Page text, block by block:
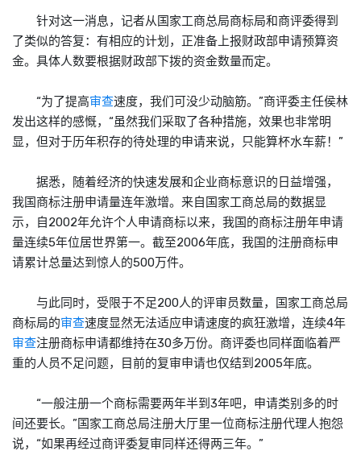
针对这一消息，记者从国家工商总局商标局和商评委得到
了类似的答复：有相应的计划，正准备上报财政部申请预算资
金。具体人数要根据财政部下拨的资金数量而定。
“为了提高审查速度，我们可没少动脑筋。”商评委主任侯林
发出这样的感慨，“虽然我们采取了各种措施，效果也非常明
显，但对于历年积存的待处理的申请来说，只能算杯水车薪！”
据悉，随着经济的快速发展和企业商标意识的日益增强，
我国商标注册申请量连年激增。来自国家工商总局的数据显
示，自2002年允许个人申请商标以来，我国的商标注册年申请
量连续5年位居世界第一。截至2006年底，我国的注册商标申
请累计总量达到惊人的500万件。
与此同时，受限于不足200人的评审员数量，国家工商总局
商标局的审查速度显然无法适应申请速度的疯狂激增，连续4年
审查注册商标申请都维持在30多万份。商评委也同样面临着严
重的人员不足问题，目前的复审申请也仅结到2005年底。
“一般注册一个商标需要两年半到3年吧，申请类别多的时
间还要长。”国家工商总局注册大厅里一位商标注册代理人抱怨
说，“如果再经过商评委复审同样还得两三年。”